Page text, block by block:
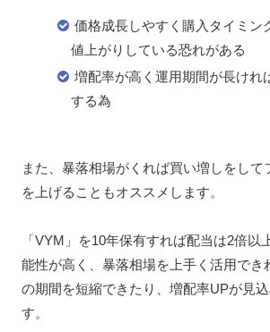
価格成長しやすく購入タイミン
値上がりしている恐れがある
増配率が高く運用期間が長けれ
する為
また、暴落相場がくれば買い増しをして
を上げることもオススメします。
「VYM」を10年保有すれば配当は2倍以
能性が高く、暴落相場を上手く活用でき
の期間を短縮できたり、増配率UPが見
す。